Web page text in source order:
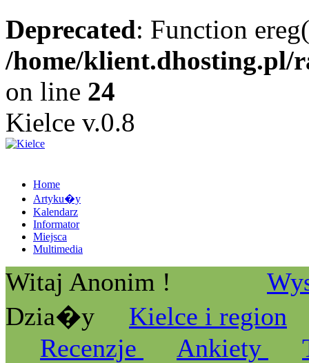
Deprecated: Function
/home/klient.dhosting.pl/
on line 24
Kielce v.0.8
Home
Artyku�y
Kalendarz
Informator
Miejsca
Multimedia
Witaj Anonim !
Dzia�y
Kielce i region
Recenzje
Ankiety